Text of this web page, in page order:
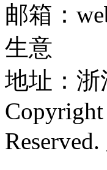
邮箱：
生意
地址：